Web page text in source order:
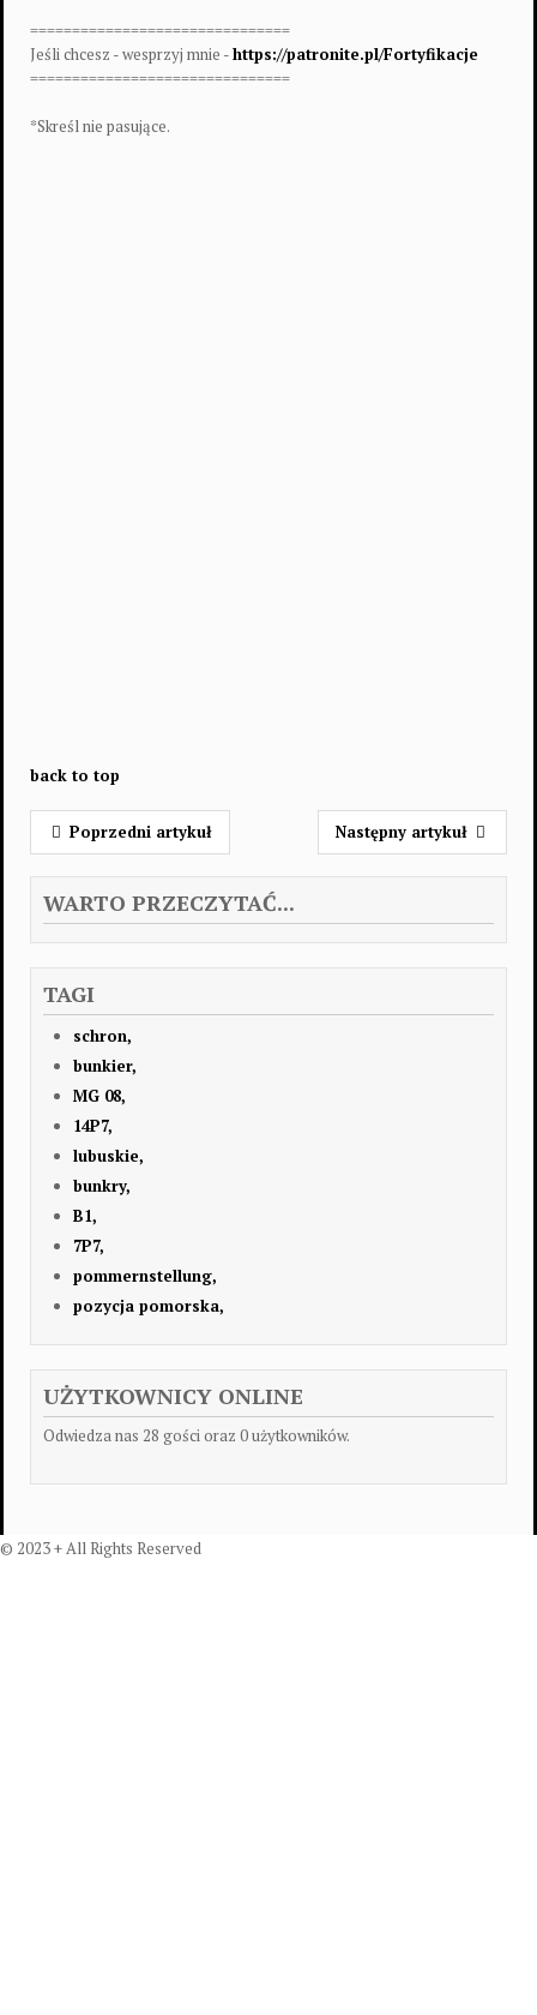
===============================
Jeśli chcesz - wesprzyj mnie -https://patronite.pl/Fortyfikacje
===============================
*Skreśl nie pasujące.
back to top
Poprzedni artykuł Następny artykuł
WARTO PRZECZYTAĆ...
TAGI
schron,
bunkier,
MG 08,
14P7,
lubuskie,
bunkry,
B1,
7P7,
pommernstellung,
pozycja pomorska,
UŻYTKOWNICY ONLINE
Odwiedza nas 28 gości oraz 0 użytkowników.
© 2023 + All Rights Reserved